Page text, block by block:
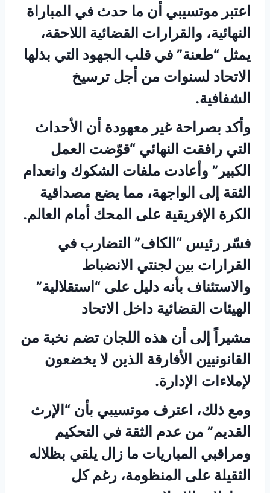
اعتبر موتسيبي أن ما حدث في المباراة
النهائية، والقرارات القضائية اللاحقة،
يمثل “طعنة” في قلب الجهود التي بذلها
الاتحاد لسنوات من أجل ترسيخ
الشفافية.
وأكد بصراحة غير معهودة أن الأحداث
التي رافقت النهائي “قوّضت العمل
الكبير” وأعادت ملفات الشكوك وانعدام
الثقة إلى الواجهة، مما يضع مصداقية
الكرة الإفريقية على المحك أمام العالم.
فسّر رئيس “الكاف” التضارب في
القرارات بين لجنتي الانضباط
والاستئناف بأنه دليل على “استقلالية”
الهيئات القضائية داخل الاتحاد
مشيراً إلى أن هذه اللجان تضم نخبة من
القانونيين الأفارقة الذين لا يخضعون
لإملاءات الإدارة.
ومع ذلك، اعترف موتسيبي بأن “الإرث
القديم” من عدم الثقة في التحكيم
ومراقبي المباريات ما زال يلقي بظلاله
الثقيلة على المنظومة، رغم كل